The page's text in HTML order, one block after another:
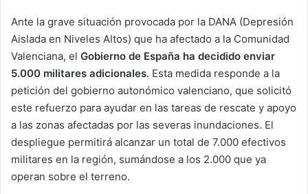
Ante la grave situación provocada por la DANA (Depresión
Aislada en Niveles Altos) que ha afectado a la Comunidad
Valenciana, el Gobierno de España ha decidido enviar
5.000 militares adicionales. Esta medida responde a la
petición del gobierno autonómico valenciano, que solicitó
este refuerzo para ayudar en las tareas de rescate y apoyo
a las zonas afectadas por las severas inundaciones. El
despliegue permitirá alcanzar un total de 7.000 efectivos
militares en la región, sumándose a los 2.000 que ya
operan sobre el terreno.